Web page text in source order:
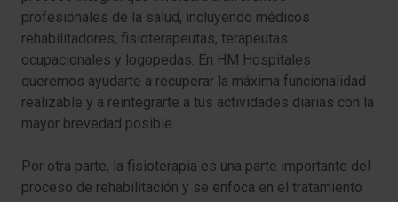
profesionales de la salud, incluyendo médicos
rehabilitadores, fisioterapeutas, terapeutas
ocupacionales y logopedas. En HM Hospitales
queremos ayudarte a recuperar la máxima funcionalidad
realizable y a reintegrarte a tus actividades diarias con la
mayor brevedad posible.
Por otra parte, la fisioterapia es una parte importante del
proceso de rehabilitación y se enfoca en el tratamiento